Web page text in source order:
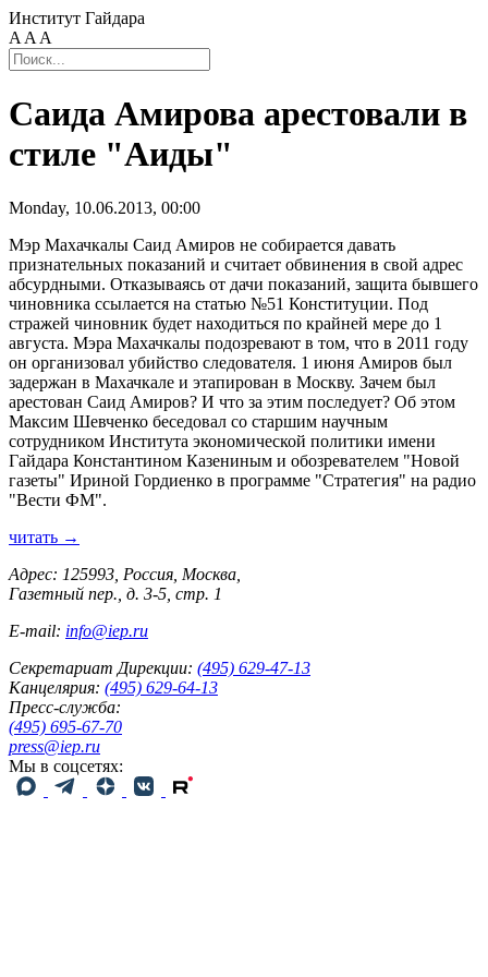
Институт Гайдара
A A A
Саида Амирова арестовали в
стиле "Аиды"
Monday, 10.06.2013, 00:00
Мэр Махачкалы Саид Амиров не собирается давать
признательных показаний и считает обвинения в свой адрес
абсурдными. Отказываясь от дачи показаний, защита бывшего
чиновника ссылается на статью №51 Конституции. Под
стражей чиновник будет находиться по крайней мере до 1
августа. Мэра Махачкалы подозревают в том, что в 2011 году
он организовал убийство следователя. 1 июня Амиров был
задержан в Махачкале и этапирован в Москву. Зачем был
арестован Саид Амиров? И что за этим последует? Об этом
Максим Шевченко беседовал со старшим научным
сотрудником Института экономической политики имени
Гайдара Константином Казениным и обозревателем "Новой
газеты" Ириной Гордиенко в программе "Стратегия" на радио
"Вести ФМ".
читать →
Адрес: 125993, Россия, Москва,
Газетный пер., д. 3-5, стр. 1
E-mail: info@iep.ru
Секретариат Дирекции: (495) 629-47-13
Канцелярия: (495) 629-64-13
Пресс-служба:
(495) 695-67-70
press@iep.ru
Мы в соцсетях: